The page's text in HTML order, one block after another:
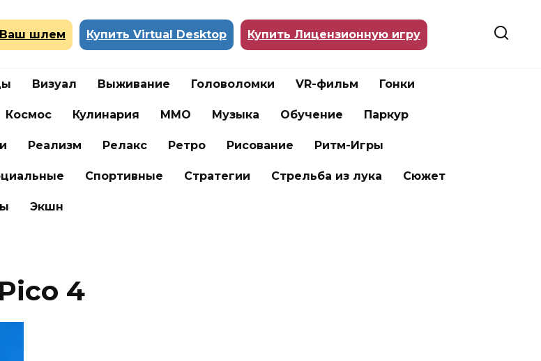
Ваш шлем Купить Virtual Desktop Купить Лицензионную игру
Визуал Выживание Головоломки VR-фильм Гонки
Космос Кулинария ММО Музыка Обучение Паркур
Реализм Релакс Ретро Рисование Ритм-Игры
Спортивные Стратегии Стрельба из лука Сюжет
Экшн
4